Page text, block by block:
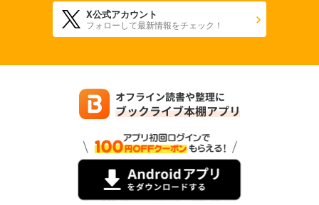
X公式アカウント
フォローして最新情報をチェック！